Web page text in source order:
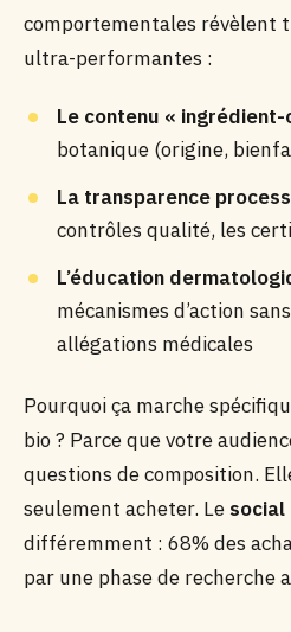
comportementales révèlent
ultra-performantes :
Le contenu «
botanique (origine,
La transparence process
contrôles qualité, les
L’éducation
mécanismes d’action
allégations médicales
Pourquoi ça marche
bio ? Parce que votre
questions de composition.
seulement acheter. Le social
différemment : 68% des
par une phase de recherche